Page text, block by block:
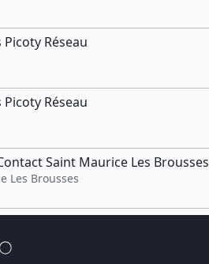
Picoty Réseau
Picoty Réseau
Saint Maurice Les Brousses
Les Brousses